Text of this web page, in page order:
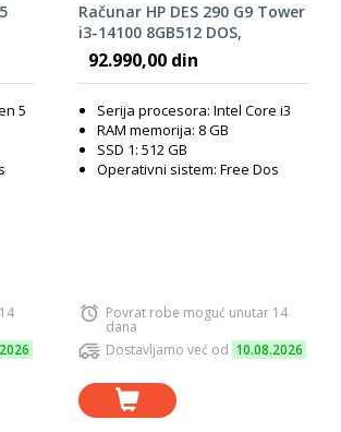
5
Računar HP DES 290 G9 Tower
i3-14100 8GB512 DOS,
CT6Y7AT#ABB
92.990,00 din
Serija procesora: Intel Core i3
RAM memorija: 8 GB
SSD 1: 512 GB
Operativni sistem: Free Dos
Povrat robe moguć unutar 14
dana
Dostavljamo već od 10.08.2026